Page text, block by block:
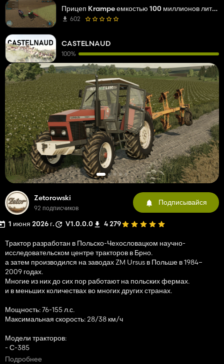
Zetorowski
92 подписчиков
Подписывайся
1 июня 2026 г. V1.0.0.0 4 279
Трактор разработан в Польско-Чехословацком научно-
исследовательском центре тракторов в Брно.
а затем производился на заводах ZM Ursus в Польше в 1984–
2009 годах.
Многие из них до сих пор работают на польских фермах.
и в меньших количествах во многих других странах.
Мощность: 76-155 л.с.
Максимальная скорость: 28/38 км/ч
Модели тракторов:
- С-385
- С-385А
Подробнее
Прицеп Krampe емкостью 100 миллионов литров
602
CASTELNAUD
100%